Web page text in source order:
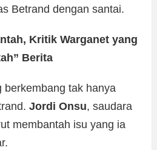
Betrand dengan santai.
Kritik Warganet yang
Berita
berkembang tak hanya
Jordi Onsu, saudara
membantah isu yang ia